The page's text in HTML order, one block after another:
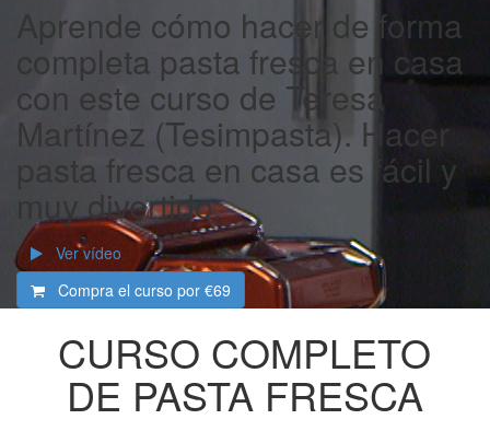
Aprende cómo hacer de forma
completa pasta fresca en casa
con este curso de Teresa
Martínez (Tesimpasta). Hacer
pasta fresca en casa es fácil y
muy divertido.
Ver vídeo
Compra el curso por €69
CURSO COMPLETO
DE PASTA FRESCA